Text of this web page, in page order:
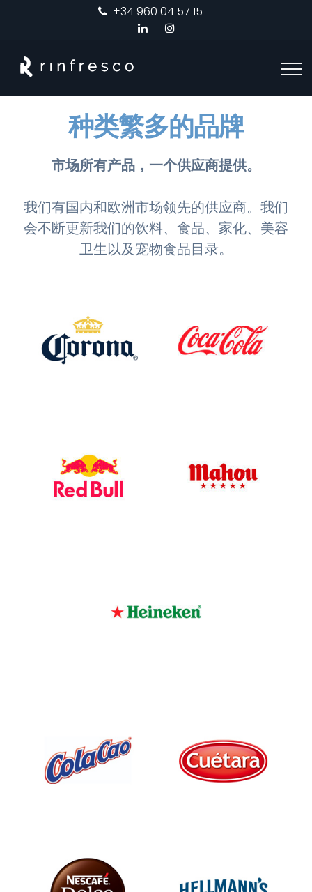
+34 960 04 57 15
种类繁多的品牌
市场所有产品，一个供应商提供。
我们有国内和欧洲市场领先的供应商。我们
会不断更新我们的饮料、食品、家化、美容
卫生以及宠物食品目录。